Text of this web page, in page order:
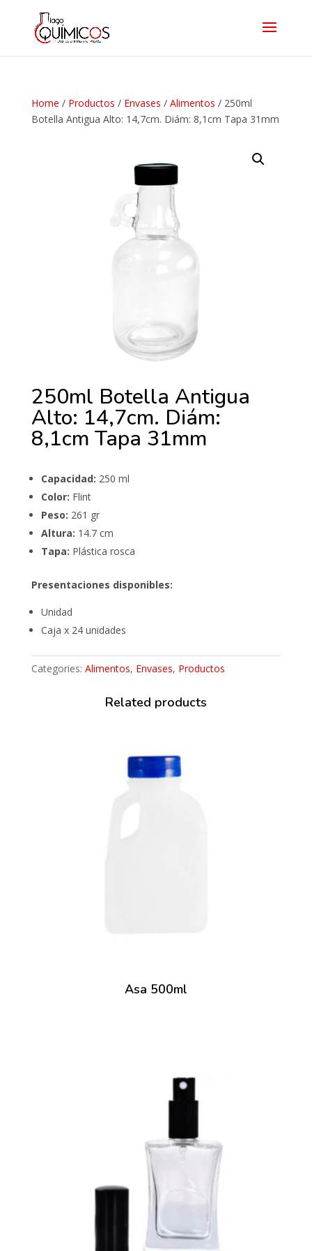
Home / Productos / Envases / Alimentos / 250ml
Botella Antigua Alto: 14,7cm. Diám: 8,1cm Tapa 31mm
250ml Botella Antigua
Alto: 14,7cm. Diám:
8,1cm Tapa 31mm
Capacidad: 250 ml
Color: Flint
Peso: 261 gr
Altura: 14.7 cm
Tapa: Plástica rosca
Presentaciones disponibles:
Unidad
Caja x 24 unidades
Categories: Alimentos, Envases, Productos
Related products
Asa 500ml